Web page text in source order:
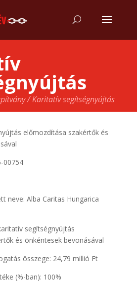
/ Karitatív segítségnyújtás
előmozdítása szakértők és
00754
neve: Alba Caritas Hungarica
segítségnyújtás
és önkéntesek bevonásával
összege: 24,79 millió Ft
(%-ban): 100%